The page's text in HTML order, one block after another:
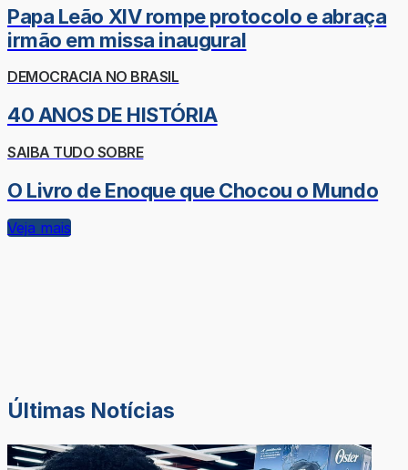
Papa Leão XIV rompe protocolo e abraça
irmão em missa inaugural
DEMOCRACIA NO BRASIL
40 ANOS DE HISTÓRIA
SAIBA TUDO SOBRE
O Livro de Enoque que Chocou o Mundo
Veja mais
Últimas Notícias